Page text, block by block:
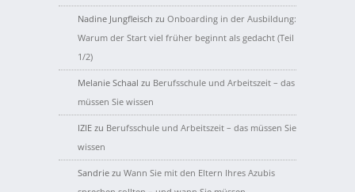
Nadine Jungfleisch zu Onboarding in der Ausbildung:
Warum der Start viel früher beginnt als gedacht (Teil
1/2)
Melanie Schaal zu Berufsschule und Arbeitszeit – das
müssen Sie wissen
IZIE zu Berufsschule und Arbeitszeit – das müssen Sie
wissen
Sandrie zu Wann Sie mit den Eltern Ihres Azubis